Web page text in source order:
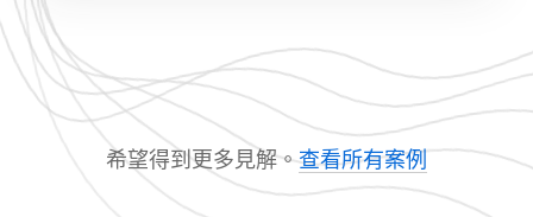
希望得到更多見解。查看所有案例